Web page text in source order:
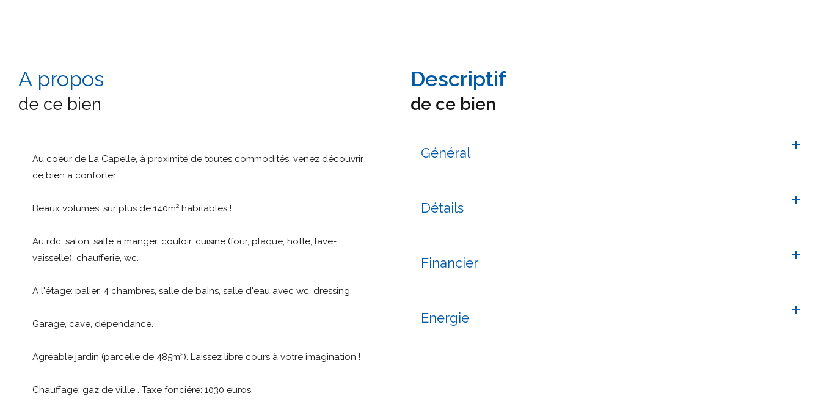
a propos
de ce bien
Au coeur de La Capelle, à proximité de toutes commodités, venez découvrir
ce bien à conforter.
Beaux volumes, sur plus de 140m² habitables !
Au rdc: salon, salle à manger, couloir, cuisine (four, plaque, hotte, lave-
vaisselle), chaufferie, wc.
A l'étage: palier, 4 chambres, salle de bains, salle d'eau avec wc, dressing.
Garage, cave, dépendance.
Agréable jardin (parcelle de 485m²). Laissez libre cours à votre imagination !
Chauffage: gaz de villle . Taxe fonciére: 1030 euros.
descriptif
de ce bien
Général
Détails
Financier
Energie